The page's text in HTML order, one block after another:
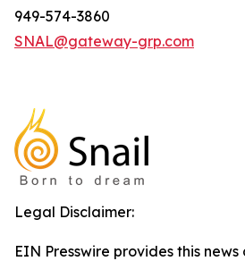
949-574-3860
SNAL@gateway-grp.com
Legal Disclaimer:
EIN Presswire provides this